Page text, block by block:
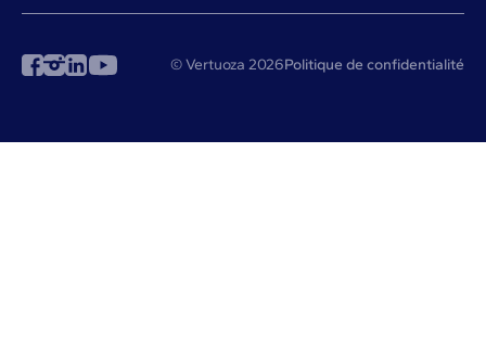
© Vertuoza 2026Politique de confidentialité